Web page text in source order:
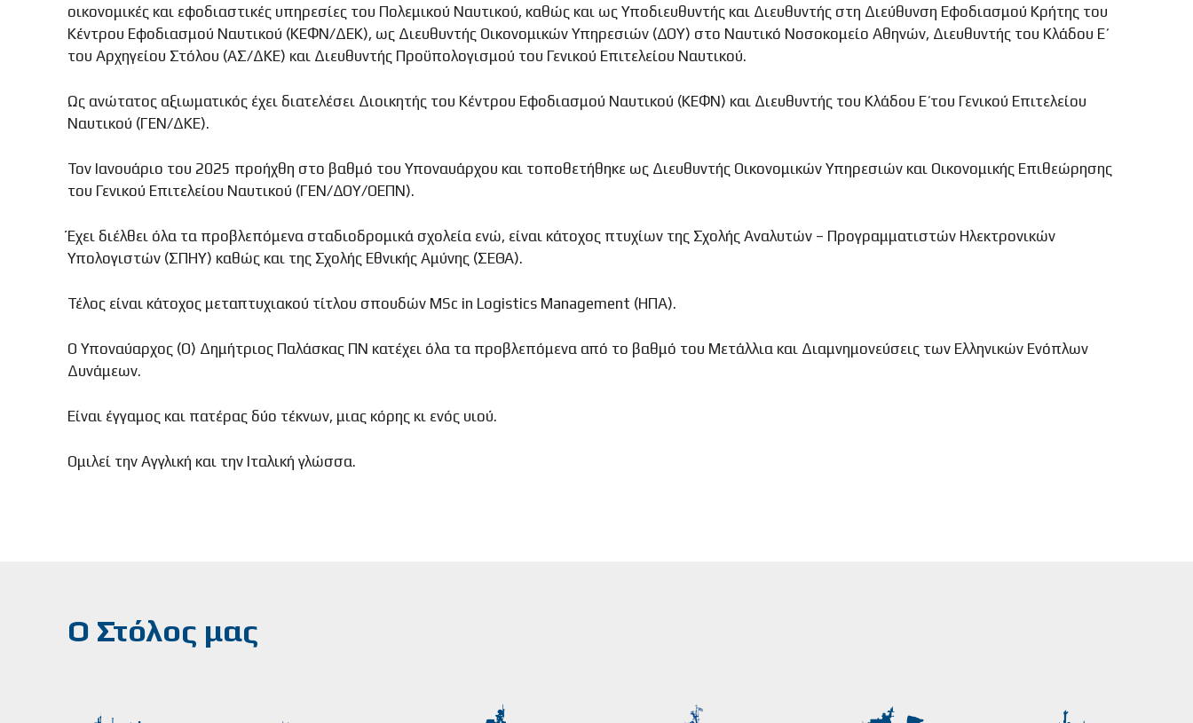
οικονομικές και εφοδιαστικές υπηρεσίες του Πολεμικού Ναυτικού, καθώς και ως Υποδιευθυντής και Διευθυντής στη Διεύθυνση Εφοδιασμού Κρήτης του
Κέντρου Εφοδιασμού Ναυτικού (ΚΕΦΝ/ΔΕΚ), ως Διευθυντής Οικονομικών Υπηρεσιών (ΔΟΥ) στο Ναυτικό Νοσοκομείο Αθηνών, Διευθυντής του Κλάδου Ε΄
του Αρχηγείου Στόλου (ΑΣ/ΔΚΕ) και Διευθυντής Προϋπολογισμού του Γενικού Επιτελείου Ναυτικού.
Ως ανώτατος αξιωματικός έχει διατελέσει Διοικητής του Κέντρου Εφοδιασμού Ναυτικού (ΚΕΦΝ) και Διευθυντής του Κλάδου Ε΄ του Γενικού Επιτελείου
Ναυτικού (ΓΕΝ/ΔΚΕ).
Τον Ιανουάριο του 2025 προήχθη στο βαθμό του Υποναυάρχου και τοποθετήθηκε ως Διευθυντής Οικονομικών Υπηρεσιών και Οικονομικής Επιθεώρησης
του Γενικού Επιτελείου Ναυτικού (ΓΕΝ/ΔΟΥ/ΟΕΠΝ).
Έχει διέλθει όλα τα προβλεπόμενα σταδιοδρομικά σχολεία ενώ, είναι κάτοχος πτυχίων της Σχολής Αναλυτών – Προγραμματιστών Ηλεκτρονικών
Υπολογιστών (ΣΠΗΥ) καθώς και της Σχολής Εθνικής Αμύνης (ΣΕΘΑ).
Τέλος είναι κάτοχος μεταπτυχιακού τίτλου σπουδών MSc in Logistics Management (ΗΠΑ).
Ο Υποναύαρχος (Ο) Δημήτριος Παλάσκας ΠΝ κατέχει όλα τα προβλεπόμενα από το βαθμό του Μετάλλια και Διαμνημονεύσεις των Ελληνικών Ενόπλων
Δυνάμεων.
Είναι έγγαμος και πατέρας δύο τέκνων, μιας κόρης κι ενός υιού.
Ομιλεί την Αγγλική και την Ιταλική γλώσσα.
Ο Στόλος μας